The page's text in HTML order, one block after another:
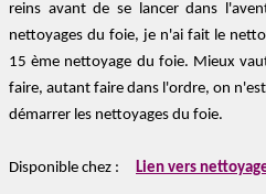
reins avant de se lancer dans
nettoyages du foie, je n'ai fait le
15 ème nettoyage du foie. Mieux
faire, autant faire dans l'ordre, on
démarrer les nettoyages du foie.
Disponible chez : Lien vers